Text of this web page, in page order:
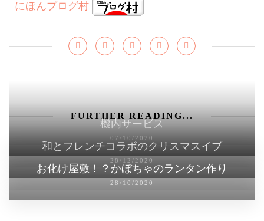
にほんブログ村
FURTHER READING...
機内サービス
07/10/2020
和とフレンチコラボのクリスマスイブ
28/12/2020
お化け屋敷！？かぼちゃのランタン作り
28/10/2020